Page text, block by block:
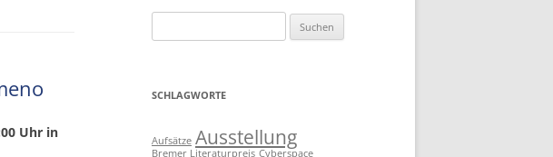
Uhr in
nach:
SCHLAGWORTE
Aufsätze Ausstellung
Bremer Literaturpreis Cyberspace